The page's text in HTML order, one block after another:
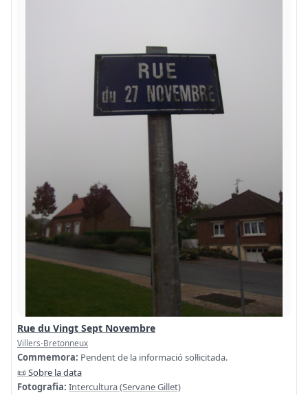
Rue du Vingt Sept Novembre
Villers-Bretonneux
Commemora: Pendent de la informació sol·licitada.
📜 Sobre la data
Fotografia: Intercultura (Servane Gillet)